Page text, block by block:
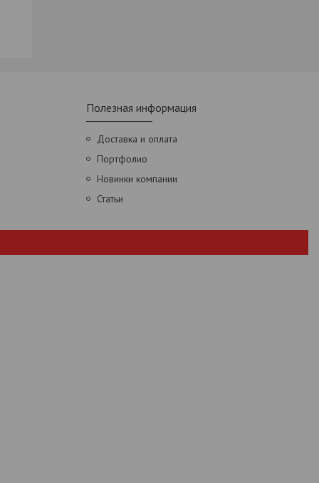
Полезная информация
Доставка и оплата
Портфолио
Новинки компании
Статьи